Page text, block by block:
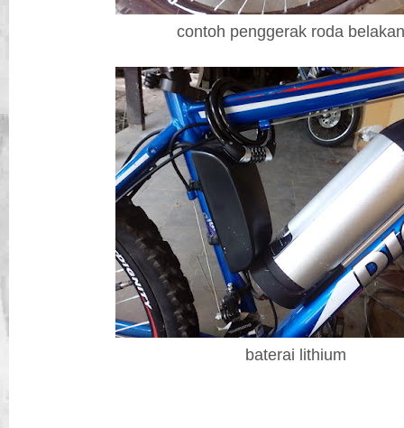
contoh penggerak roda
baterai lithium